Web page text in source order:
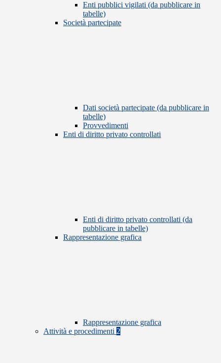
Enti pubblici vigilati (da pubblicare in
tabelle)
Società partecipate
Dati società partecipate (da pubblicare in
tabelle)
Provvedimenti
Enti di diritto privato controllati
Enti di diritto privato controllati (da
pubblicare in tabelle)
Rappresentazione grafica
Rappresentazione grafica
Attività e procedimenti 2